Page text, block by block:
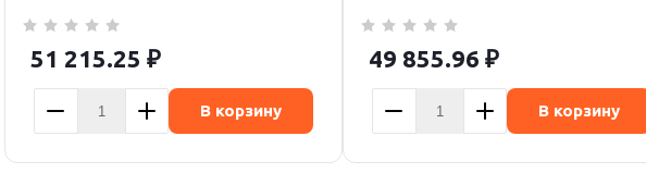
51 215.25 ₽
В корзину
49 855.96 ₽
В корзину